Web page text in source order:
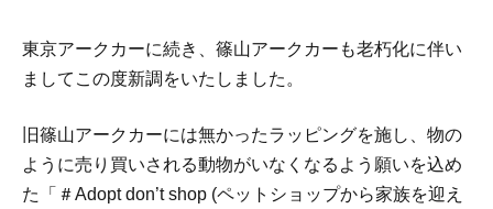
東京アークカーに続き、篠山アークカーも老朽化に伴い
ましてこの度新調をいたしました。
旧篠山アークカーには無かったラッピングを施し、物の
ように売り買いされる動物がいなくなるよう願いを込め
た「＃Adopt don’t shop (ペットショップから家族を迎え